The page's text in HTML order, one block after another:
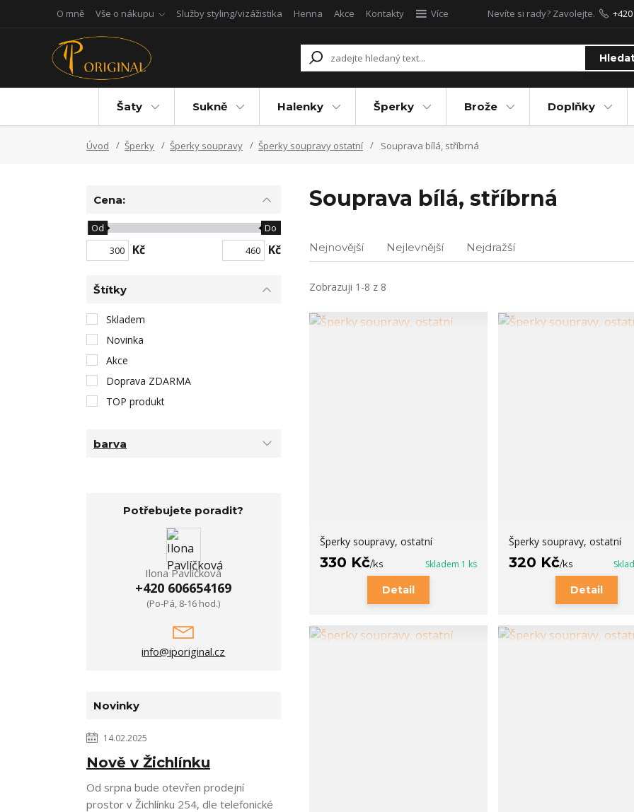
O mně Vše o nákupu Služby styling/vizážistika Henna Akce Kontakty Více Nevíte si rady? Zavolejte.
Šaty Sukně Halenky Šperky Brože Doplňky
Úvod Šperky Šperky soupravy Šperky soupravy ostatní Souprava bílá, stříbrná
Souprava bílá, stříbrná
Nejnovější Nejlevnější Nejdražší
Zobrazuji 1-8 z 8
Šperky soupravy, ostatní
330 Kč/ks Skladem 1 ks
Detail
Šperky soupravy, ostatní
320 Kč/ks
Detail
Cena:
Kč
Od Do
Kč
Štítky
Skladem
Novinka
Akce
Doprava ZDARMA
TOP produkt
barva
Potřebujete poradit?
Ilona Pavlíčková
+420 606654169
(Po-Pá, 8-16 hod.)
info@iporiginal.cz
Novinky
14.02.2025
Nově v Žichlínku
Od srpna bude otevřen prodejní
prostor v Žichlínku 254, dle telefonické